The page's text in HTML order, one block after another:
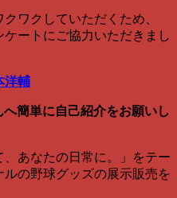
ワクしていただくため、
ートにご協力いただきまし
洋輔
簡単に自己紹介をお願いし
、あなたの日常に。」をテー
の野球グッズの展示販売を